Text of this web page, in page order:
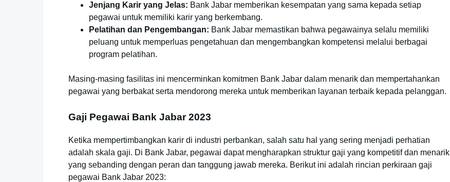
Jenjang Karir yang Jelas: Bank Jabar memberikan kesempatan yang sama kepada setiap
pegawai untuk memiliki karir yang berkembang.
Pelatihan dan Pengembangan: Bank Jabar memastikan bahwa pegawainya selalu memiliki
peluang untuk memperluas pengetahuan dan mengembangkan kompetensi melalui berbagai
program pelatihan.
Masing-masing fasilitas ini mencerminkan komitmen Bank Jabar dalam menarik dan mempertahankan
pegawai yang berbakat serta mendorong mereka untuk memberikan layanan terbaik kepada pelanggan.
Gaji Pegawai Bank Jabar 2023
Ketika mempertimbangkan karir di industri perbankan, salah satu hal yang sering menjadi perhatian
adalah skala gaji. Di Bank Jabar, pegawai dapat mengharapkan struktur gaji yang kompetitif dan menarik
yang sebanding dengan peran dan tanggung jawab mereka. Berikut ini adalah rincian perkiraan gaji
pegawai Bank Jabar 2023: